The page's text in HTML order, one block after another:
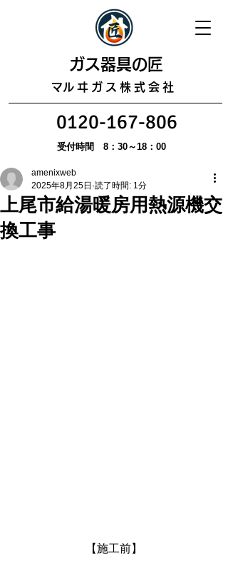
​ガス器具の匠
​マルヰガス株式会社
0120-167-806
受付時間 8：30～18：00
上尾市給湯暖房用熱源機交
換工事
amenixweb
2025年8月25日 読了時間: 1分
【施工前】